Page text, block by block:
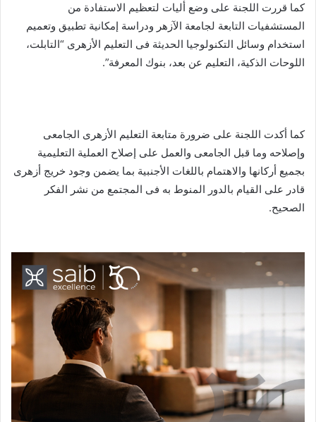
كما قررت اللجنة على وضع أليات لتعظيم الاستفادة من
المستشفيات التابعة لجامعة الآزهر ودراسة إمكانية تطبيق وتعميم
استخدام وسائل التكنولوجيا الحديثة فى التعليم الأزهرى “التابلت،
اللوحات الذكية، التعليم عن بعد، بنوك المعرفة”.
كما أكدت اللجنة على ضرورة متابعة التعليم الأزهرى الجامعى
وإصلاحه وما قبل الجامعى والعمل على إصلاح العملية التعليمية
بجميع أركانها والاهتمام باللغات الأجنبية بما يضمن وجود خريج أزهرى
قادر على القيام بالدور المنوط به فى المجتمع من نشر الفكر
الصحيح.